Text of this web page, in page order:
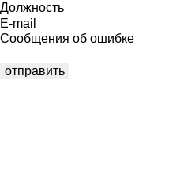
Должность
E-mail
Сообщения об ошибке